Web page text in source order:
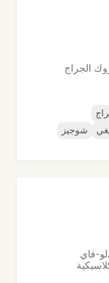
الجراج
شوجيز
فاي